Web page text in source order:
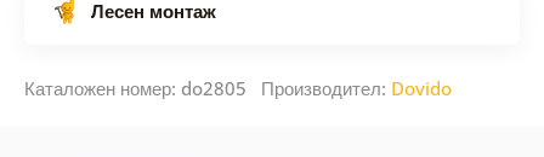
Лесен монтаж
Каталожен номер: do2805 Производител: Dovido